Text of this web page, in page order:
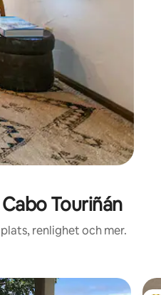
Touriñán
renlighet och mer.